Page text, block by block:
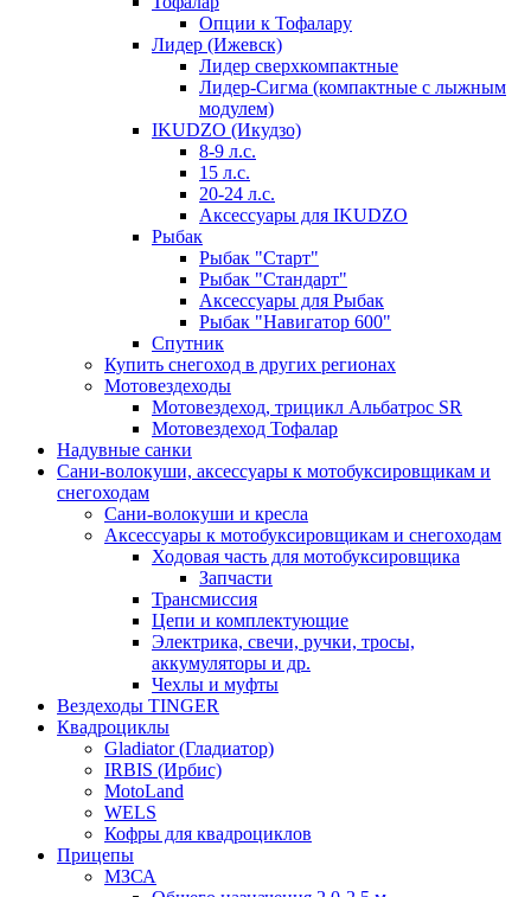
Опции к Тофалару
Лидер (Ижевск)
Лидер сверхкомпактные
Лидер-Сигма (компактные с лыжным
модулем)
IKUDZO (Икудзо)
8-9 л.с.
15 л.с.
20-24 л.с.
Аксессуары для IKUDZO
Рыбак
Рыбак "Старт"
Рыбак "Стандарт"
Аксессуары для Рыбак
Рыбак "Навигатор 600"
Спутник
Купить снегоход в других регионах
Мотовездеходы
Мотовездеход, трицикл Альбатрос SR
Мотовездеход Тофалар
Надувные санки
Сани-волокуши, аксессуары к мотобуксировщикам и
снегоходам
Сани-волокуши и кресла
Аксессуары к мотобуксировщикам и снегоходам
Ходовая часть для мотобуксировщика
Запчасти
Трансмиссия
Цепи и комплектующие
Электрика, свечи, ручки, тросы,
аккумуляторы и др.
Чехлы и муфты
Вездеходы TINGER
Квадроциклы
Gladiator (Гладиатор)
IRBIS (Ирбис)
MotoLand
WELS
Кофры для квадроциклов
Прицепы
МЗСА